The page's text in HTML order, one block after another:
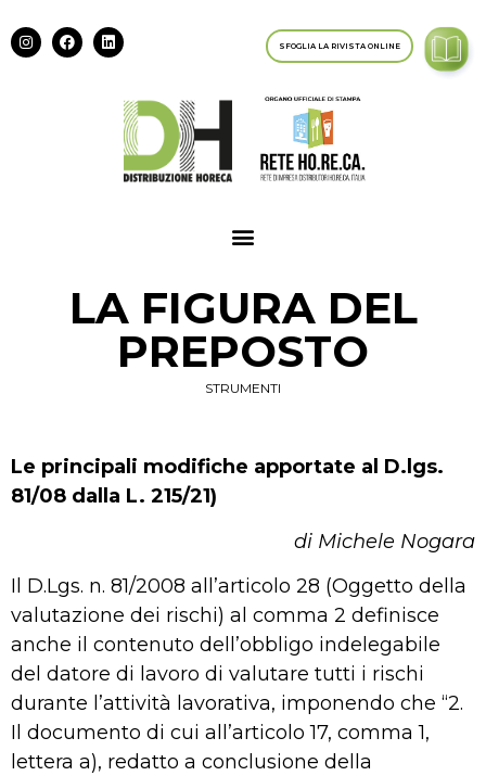
SFOGLIA LA RIVISTA ONLINE
LA FIGURA DEL
PREPOSTO
STRUMENTI
Le principali modifiche apportate al D.lgs.
81/08 dalla L. 215/21)
di Michele Nogara
Il D.Lgs. n. 81/2008 all’articolo 28 (Oggetto della
valutazione dei rischi) al comma 2 definisce
anche il contenuto dell’obbligo indelegabile
del datore di lavoro di valutare tutti i rischi
durante l’attività lavorativa, imponendo che “2.
Il documento di cui all’articolo 17, comma 1,
lettera a), redatto a conclusione della